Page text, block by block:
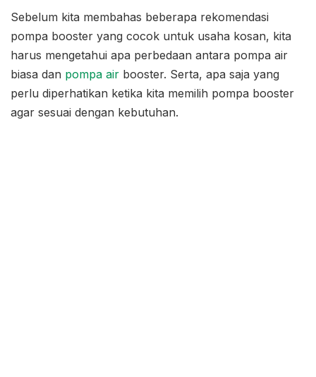
Sebelum kita membahas beberapa rekomendasi
pompa booster yang cocok untuk usaha kosan, kita
harus mengetahui apa perbedaan antara pompa air
biasa dan pompa air booster. Serta, apa saja yang
perlu diperhatikan ketika kita memilih pompa booster
agar sesuai dengan kebutuhan.